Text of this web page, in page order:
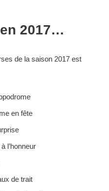
2017…
de la saison 2017 est
en fête
l’honneur
de trait